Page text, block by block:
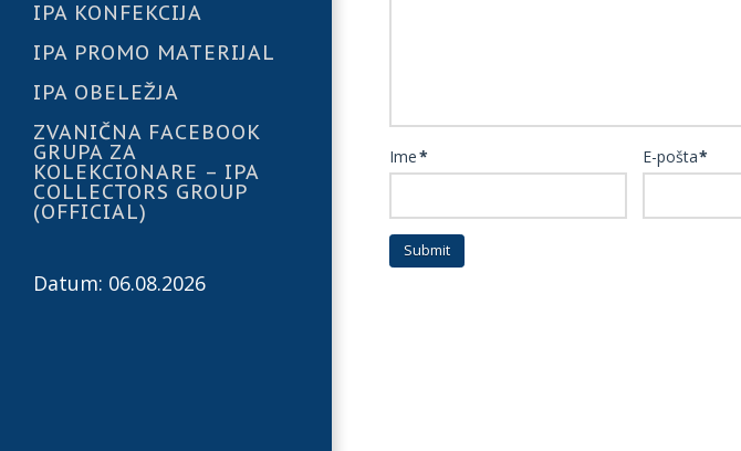
IPA KONFEKCIJA
IPA PROMO MATERIJAL
IPA OBELEŽJA
ZVANIČNA FACEBOOK
GRUPA ZA
KOLEKCIONARE – IPA
COLLECTORS GROUP
(OFFICIAL)
Datum: 06.08.2026
Ime* E-pošta*